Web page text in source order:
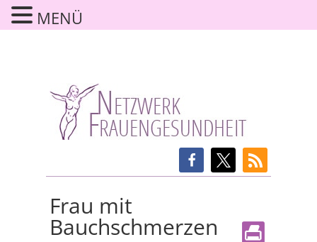
Frau mit
Bauchschmerzen
MENÜ